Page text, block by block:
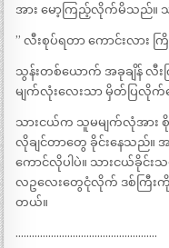
အား မော့ကြည့်လိုက်မိသည်။
” လီးစုပ်ရတာ ကောင်းလား က
သွန်းတစ်ယောက် အခုချိန် လီး
မျက်လုံးလေးသာ မှိတ်ပြလို
သားငယ်က သူမမျက်လုံအား စို
လိုချင်တာတွေ ခိုင်းနေသည်။
ကောင်လိုပါပဲ။ သားငယ်ခို
လဥလေးတွေငုံလိုက် ဒစ်ကြီး
တယ်။
…………………………………………….